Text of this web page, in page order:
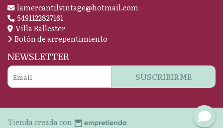
lamercantilvintage@hotmail.com
5491122827161
Villa Ballester
Botón de arrepentimiento
NEWSLETTER
SUSCRIBIRME
Tienda creada con